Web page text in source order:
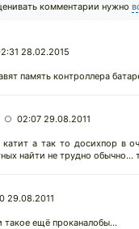
комментарии нужно
28.02.2015
память контроллера
○ 02:07 29.08.2011
а так то досихпор в
найти не трудно
29.08.2011
такое ещё проканалобы...